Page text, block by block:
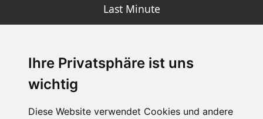
Ihre Privatsphäre ist uns
wichtig
Diese Website verwendet Cookies und andere
Last Minute
SCHNEEHÖHEN SKI APP
Die Schneehoehen Ski APP für iOS und Android - Ein
Muss für alle Wintersportler und Schneefreaks!